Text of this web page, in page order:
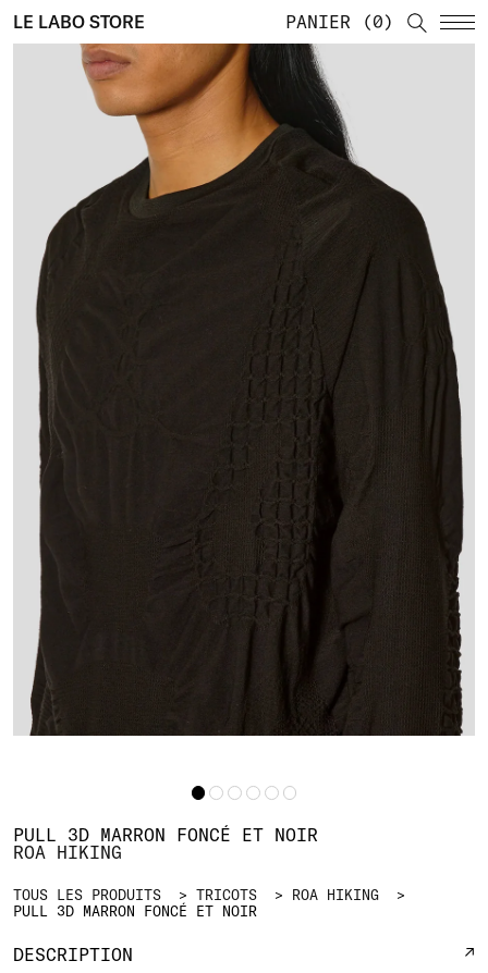
LE LABO STORE PANIER 0
TOUS LES PRODUITS TRICOTS
ROA HIKING
PULL 3D MARRON FONCÉ ET NOIR
PULL 3D MARRON FONCÉ ET NOIR
ROA HIKING
DESCRIPTION